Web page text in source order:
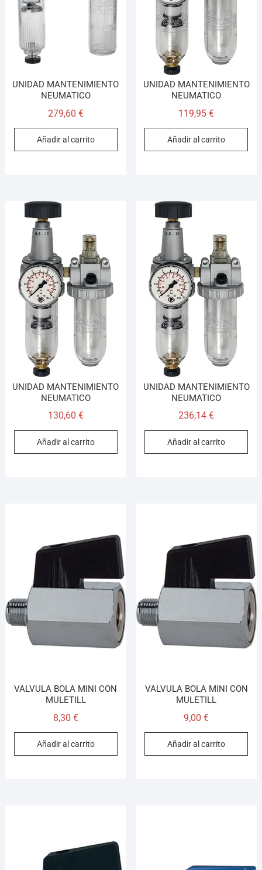
UNIDAD MANTENIMIENTO
NEUMATICO
279,60 €
Añadir al carrito
UNIDAD MANTENIMIENTO
NEUMATICO
119,95€
Añadir al carrito
UNIDAD MANTENIMIENTO
NEUMATICO
130,60 €
Añadir al carrito
UNIDAD MANTENIMIENTO
NEUMATICO
236,14€
Añadir al carrito
VALVULA BOLA MINI CON
MULETILL
8,30 €
Añadir al carrito
VALVULA BOLA MINI CON
MULETILL
9,00€
Añadir al carrito